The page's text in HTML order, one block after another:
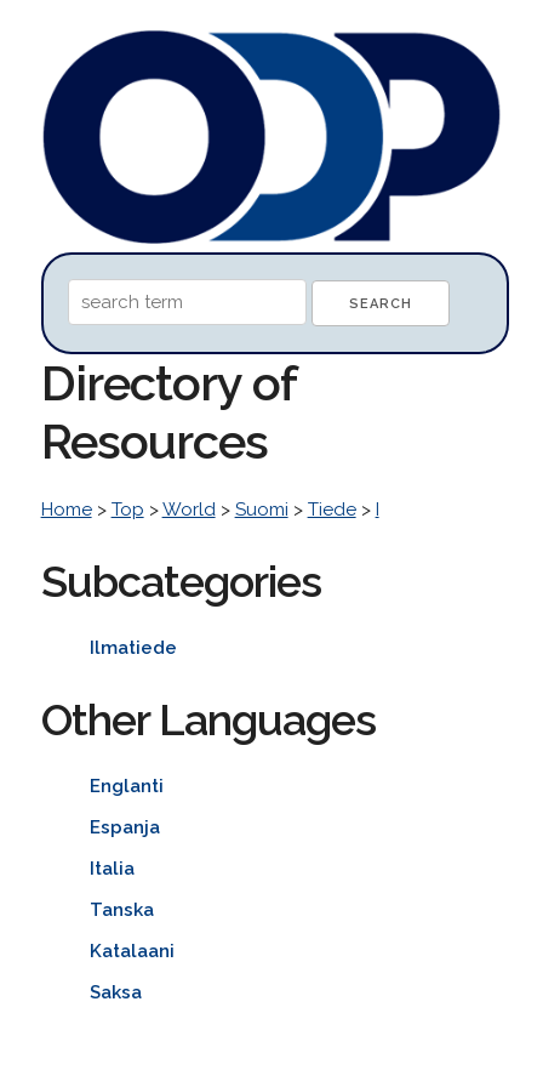
Directory of
Resources
Home> Top >World> Suomi > Tiede> I
Subcategories
Ilmatiede
Other Languages
Englanti
Espanja
Italia
Tanska
Katalaani
Saksa